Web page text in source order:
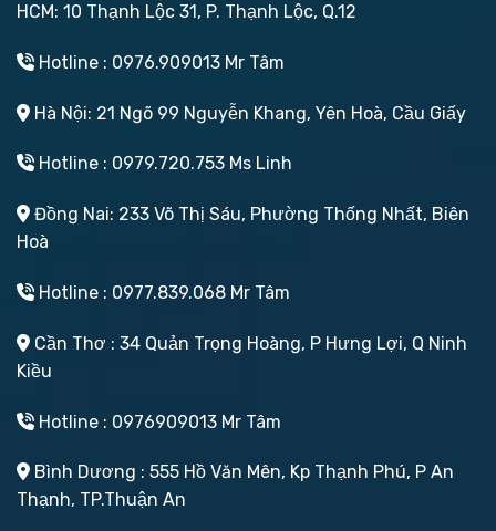
HCM: 10 Thạnh Lộc 31, P. Thạnh Lộc, Q.12
Hotline : 0976.909013 Mr Tâm
Hà Nội: 21 Ngõ 99 Nguyễn Khang, Yên Hoà, Cầu Giấy
Hotline : 0979.720.753 Ms Linh
Đồng Nai: 233 Võ Thị Sáu, Phường Thống Nhất, Biên
Hoà
Hotline : 0977.839.068 Mr Tâm
Cần Thơ : 34 Quản Trọng Hoàng, P Hưng Lợi, Q Ninh
Kiều
Hotline : 0976909013 Mr Tâm
Bình Dương : 555 Hồ Văn Mên, Kp Thạnh Phú, P An
Thạnh, TP.Thuận An